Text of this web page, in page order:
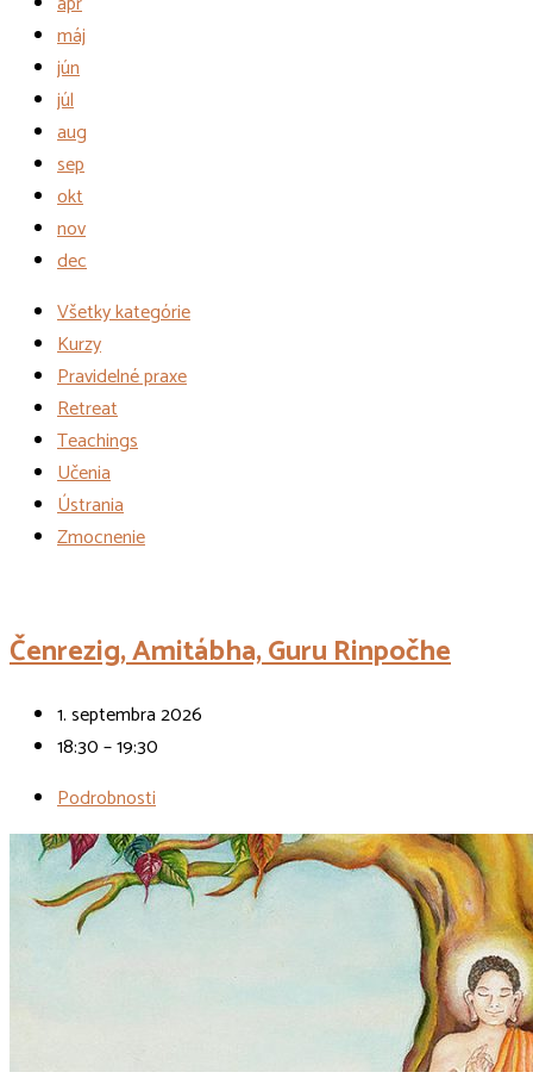
máj
jún
júl
aug
sep
okt
nov
dec
Všetky kategórie
Kurzy
Pravidelné praxe
Retreat
Teachings
Učenia
Ústrania
Zmocnenie
Čenrezig, Amitábha, Guru Rinpočhe
1. septembra 2026
18:30 – 19:30
Podrobnosti